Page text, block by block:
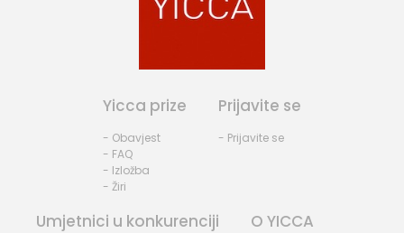
Yicca prize
- Obavjest
- FAQ
- Izložba
- Žiri
Prijavite se
- Prijavite se
Umjetnici u konkurenciji O YICCA